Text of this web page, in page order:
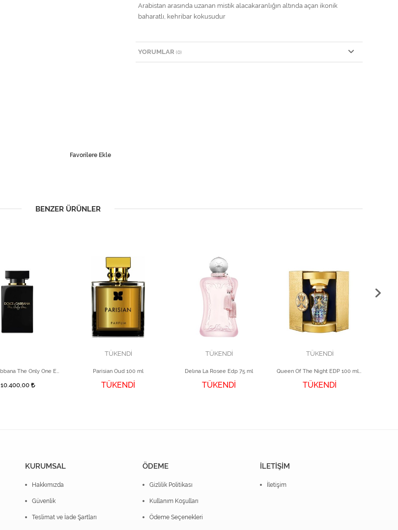
Favorilere Ekle
Arabistan arasında uzanan mistik alacakaranlığın altında açan ikonik
baharatlı, kehribar kokusudur
YORUMLAR (0)
BENZER ÜRÜNLER
10.400,00
TÜKENDİ
Parisian Oud 100 ml
TÜKENDİ
TÜKENDİ
Delına La Rosee Edp 75 ml
TÜKENDİ
TÜKENDİ
TÜKENDİ
KURUMSAL
Hakkımızda
Güvenlik
Teslimat ve İade Şartları
ÖDEME
Gizlilik Politikası
Kullanım Koşulları
Ödeme Seçenekleri
İLETİŞİM
İletişim